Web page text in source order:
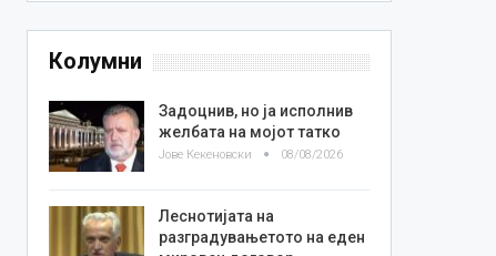
Колумни
Задоцнив, но ја исполнив
желбата на мојот татко
Јове Кекеновски 08/08/2026
Леснотијата на
разградувањетото на еден